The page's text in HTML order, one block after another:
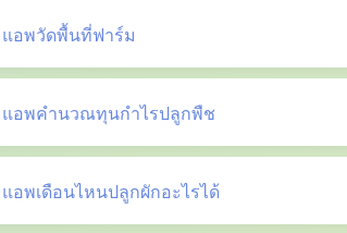
แอพวัดพื้นที่ฟาร์ม
แอพคำนวณทุนกำไรปลูกพืช
แอพเดือนไหนปลูกผักอะไรได้